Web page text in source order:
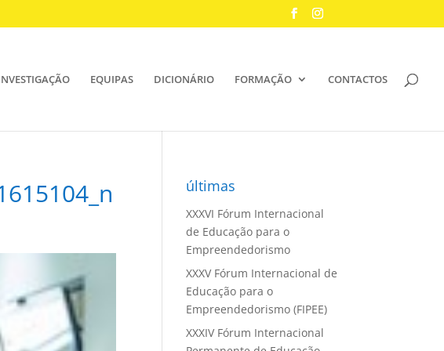
EQUIPAS DICIONÁRIO FORMAÇÃO CONTACTOS
últimas
XXXVI Fórum Internacional
de Educação para o
Empreendedorismo
XXXV Fórum Internacional de
Educação para o
Empreendedorismo (FIPEE)
XXXIV Fórum Internacional